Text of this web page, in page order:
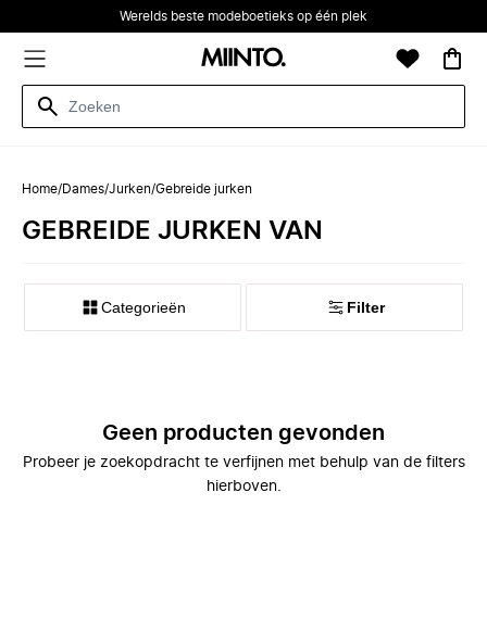
Werelds beste modeboetieks op één plek
Home/Dames/Jurken/Gebreide jurken
GEBREIDE JURKEN VAN
Categorieën Filter
Geen producten gevonden
Probeer je zoekopdracht te verfijnen met behulp van de filters
hierboven.